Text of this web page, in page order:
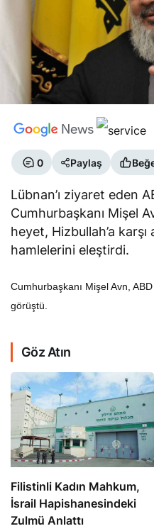
0 Paylaş
Lübnan’ı ziyaret eden
Cumhurbaşkanı Mişel
heyet, Hizbullah’a
hamlelerini eleştirdi.
Cumhurbaşkanı Mişel Avn,
görüştü.
Göz Atın
Filistinli Kadın Mahkum,
İsrail Hapishanesindeki
Zulmü Anlattı